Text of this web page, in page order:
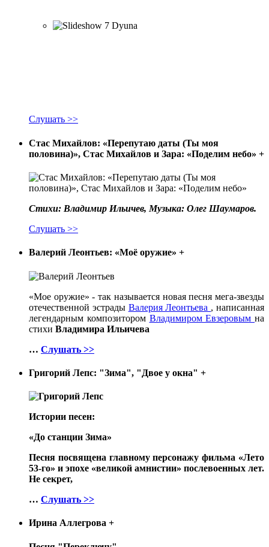
Слушать >>
Стас Михайлов: «Перепутаю даты (Ты моя
половина)», Стас Михайлов и Зара: «Поделим небо» +
Стихи: Владимир Ильичев, Музыка: Олег Шаумаров.
Слушать >>
Валерий Леонтьев: «Моё оружие» +
«Мое оружие» - так называется новая песня мега-звезды
отечественной эстрады Валерия Леонтьева , написанная
легендарным композитором Владимиром Евзеровым на
стихи Владимира Ильичева
… Слушать >>
Григорий Лепс: "Зима", "Двое у окна" +
Истории песен:
«До станции Зима»
Песня посвящена главному персонажу фильма «Лето
53-го» и эпохе «великой амнистии» послевоенных лет.
Не секрет,
… Слушать >>
Ирина Аллегрова +